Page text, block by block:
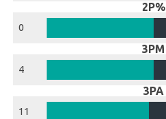
2P%
0
3PM
4
3PA
11